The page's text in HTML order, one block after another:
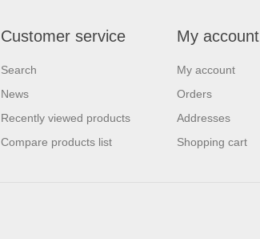
Customer service
Search
News
Recently viewed products
Compare products list
My account
My account
Orders
Addresses
Shopping cart